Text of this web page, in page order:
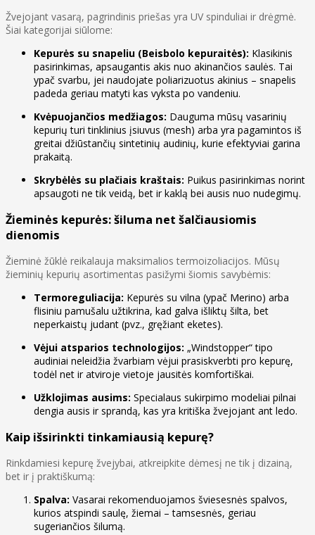
Žvejojant vasarą, pagrindinis priešas yra UV spinduliai ir drėgmė.
Šiai kategorijai siūlome:
Kepurės su snapeliu (Beisbolo kepuraitės): Klasikinis
pasirinkimas, apsaugantis akis nuo akinančios saulės. Tai
ypač svarbu, jei naudojate poliarizuotus akinius – snapelis
padeda geriau matyti kas vyksta po vandeniu.
Kvėpuojančios medžiagos: Dauguma mūsų vasarinių
kepurių turi tinklinius įsiuvus (mesh) arba yra pagamintos iš
greitai džiūstančių sintetinių audinių, kurie efektyviai garina
prakaitą.
Skrybėlės su plačiais kraštais: Puikus pasirinkimas norint
apsaugoti ne tik veidą, bet ir kaklą bei ausis nuo nudegimų.
Žieminės kepurės: šiluma net šalčiausiomis
dienomis
Žieminė žūklė reikalauja maksimalios termoizoliacijos. Mūsų
žieminių kepurių asortimentas pasižymi šiomis savybėmis:
Termoreguliacija: Kepurės su vilna (ypač Merino) arba
flisiniu pamušalu užtikrina, kad galva išliktų šilta, bet
neperkaistų judant (pvz., gręžiant eketes).
Vėjui atsparios technologijos: „Windstopper“ tipo
audiniai neleidžia žvarbiam vėjui prasiskverbti pro kepurę,
todėl net ir atviroje vietoje jausitės komfortiškai.
Užklojimas ausims: Specialaus sukirpimo modeliai pilnai
dengia ausis ir sprandą, kas yra kritiška žvejojant ant ledo.
Kaip išsirinkti tinkamiausią kepurę?
Rinkdamiesi kepurę žvejybai, atkreipkite dėmesį ne tik į dizainą,
bet ir į praktiškumą:
Spalva: Vasarai rekomenduojamos šviesesnės spalvos,
kurios atspindi saulę, žiemai – tamsesnės, geriau
sugeriančios šilumą.